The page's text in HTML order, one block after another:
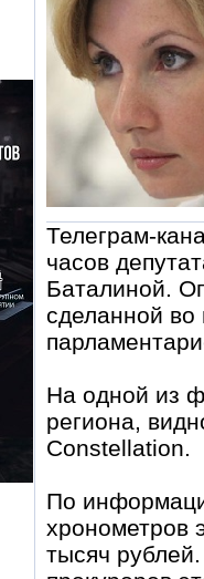
Телеграм-
часов
Баталиной.
сделанной во
На одной из
региона,
Constellation.
По
хронометров
тысяч